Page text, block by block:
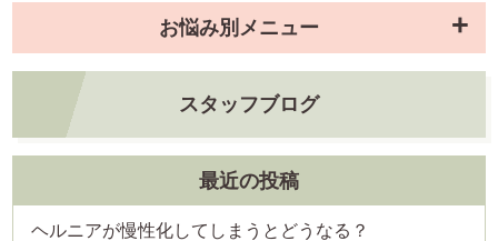
お悩み別メニュー
スタッフブログ
最近の投稿
ヘルニアが慢性化してしまうとどうなる？